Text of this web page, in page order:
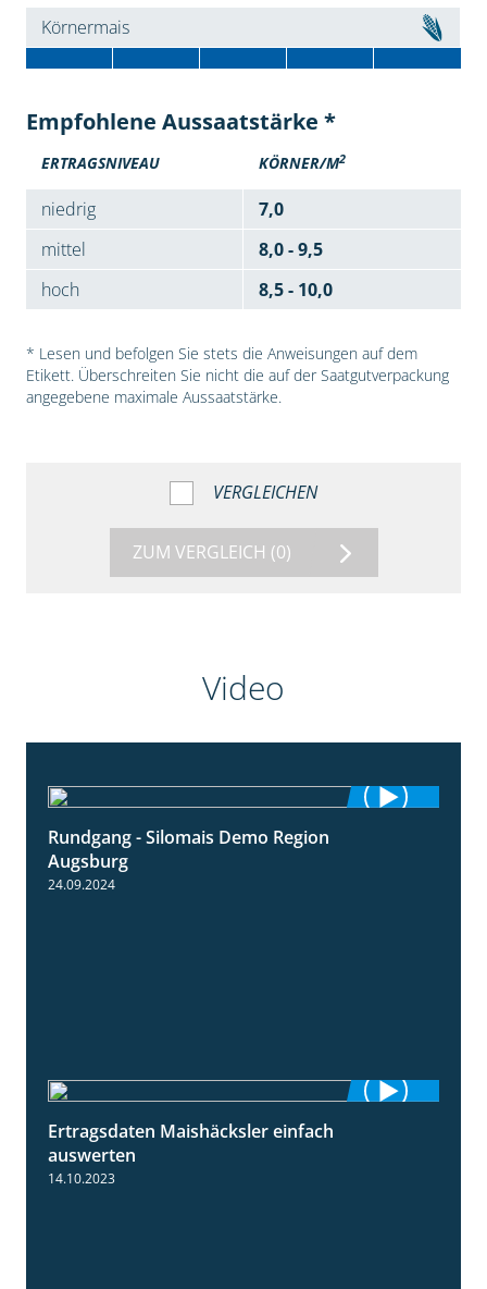
Körnermais
Empfohlene Aussaatstärke *
ERTRAGSNIVEAU KÖRNER/M2
niedrig
7,0
mittel
8,0 - 9,5
hoch
8,5 - 10,0
* Lesen und befolgen Sie stets die Anweisungen auf dem
Etikett. Überschreiten Sie nicht die auf der Saatgutverpackung
angegebene maximale Aussaatstärke.
VERGLEICHEN
ZUM VERGLEICH (0)
Video
Rundgang - Silomais Demo Region
Augsburg
24.09.2024
Ertragsdaten Maishäcksler einfach
auswerten
14.10.2023